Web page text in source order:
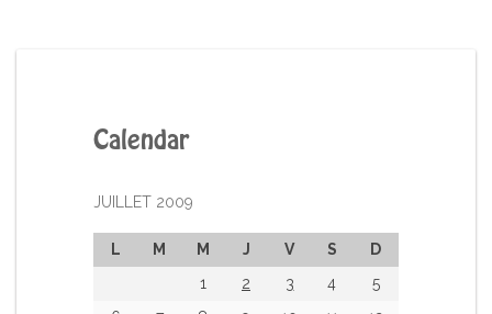
Calendar
JUILLET 2009
L M M J V S
D
1
2 3 4
5